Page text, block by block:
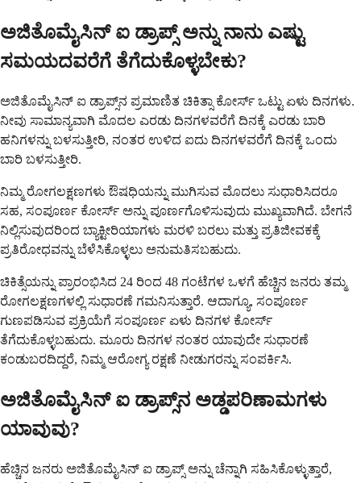
ಅಜಿತೊಮೈಸಿನ್ ಐ ಡ್ರಾಪ್ಸ್ ಅನ್ನು ನಾನು ಎಷ್ಟು
ಸಮಯದವರೆಗೆ ತೆಗೆದುಕೊಳ್ಳಬೇಕು?
ಅಜಿತೊಮೈಸಿನ್ ಐ ಡ್ರಾಪ್ಸ್‌ನ ಪ್ರಮಾಣಿತ ಚಿಕಿತ್ಸಾ ಕೋರ್ಸ್ ಒಟ್ಟು ಏಳು ದಿನಗಳು.
ನೀವು ಸಾಮಾನ್ಯವಾಗಿ ಮೊದಲ ಎರಡು ದಿನಗಳವರೆಗೆ ದಿನಕ್ಕೆ ಎರಡು ಬಾರಿ
ಹನಿಗಳನ್ನು ಬಳಸುತ್ತೀರಿ, ನಂತರ ಉಳಿದ ಐದು ದಿನಗಳವರೆಗೆ ದಿನಕ್ಕೆ ಒಂದು
ಬಾರಿ ಬಳಸುತ್ತೀರಿ.
ನಿಮ್ಮ ರೋಗಲಕ್ಷಣಗಳು ಔಷಧಿಯನ್ನು ಮುಗಿಸುವ ಮೊದಲು ಸುಧಾರಿಸಿದರೂ
ಸಹ, ಸಂಪೂರ್ಣ ಕೋರ್ಸ್ ಅನ್ನು ಪೂರ್ಣಗೊಳಿಸುವುದು ಮುಖ್ಯವಾಗಿದೆ. ಬೇಗನೆ
ನಿಲ್ಲಿಸುವುದರಿಂದ ಬ್ಯಾಕ್ಟೀರಿಯಾಗಳು ಮರಳಿ ಬರಲು ಮತ್ತು ಪ್ರತಿಜೀವಕಕ್ಕೆ
ಪ್ರತಿರೋಧವನ್ನು ಬೆಳೆಸಿಕೊಳ್ಳಲು ಅನುಮತಿಸಬಹುದು.
ಚಿಕಿತ್ಸೆಯನ್ನು ಪ್ರಾರಂಭಿಸಿದ 24 ರಿಂದ 48 ಗಂಟೆಗಳ ಒಳಗೆ ಹೆಚ್ಚಿನ ಜನರು ತಮ್ಮ
ರೋಗಲಕ್ಷಣಗಳಲ್ಲಿ ಸುಧಾರಣೆ ಗಮನಿಸುತ್ತಾರೆ. ಆದಾಗ್ಯೂ, ಸಂಪೂರ್ಣ
ಗುಣಪಡಿಸುವ ಪ್ರಕ್ರಿಯೆಗೆ ಸಂಪೂರ್ಣ ಏಳು ದಿನಗಳ ಕೋರ್ಸ್
ತೆಗೆದುಕೊಳ್ಳಬಹುದು. ಮೂರು ದಿನಗಳ ನಂತರ ಯಾವುದೇ ಸುಧಾರಣೆ
ಕಂಡುಬರದಿದ್ದರೆ, ನಿಮ್ಮ ಆರೋಗ್ಯ ರಕ್ಷಣೆ ನೀಡುಗರನ್ನು ಸಂಪರ್ಕಿಸಿ.
ಅಜಿತೊಮೈಸಿನ್ ಐ ಡ್ರಾಪ್ಸ್‌ನ ಅಡ್ಡಪರಿಣಾಮಗಳು
ಯಾವುವು?
ಹೆಚ್ಚಿನ ಜನರು ಅಜಿತೊಮೈಸಿನ್ ಐ ಡ್ರಾಪ್ಸ್ ಅನ್ನು ಚೆನ್ನಾಗಿ ಸಹಿಸಿಕೊಳ್ಳುತ್ತಾರೆ,